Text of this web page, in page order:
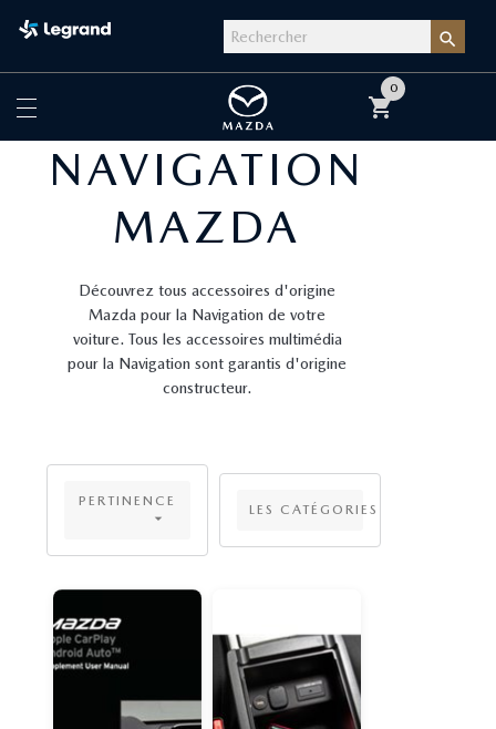

shopping_cart
0
NAVIGATION
MAZDA
Découvrez tous accessoires d'origine
Mazda pour la Navigation de votre
voiture. Tous les accessoires multimédia
pour la Navigation sont garantis d'origine
constructeur.
PERTINENCE
 LES CATÉGORIES